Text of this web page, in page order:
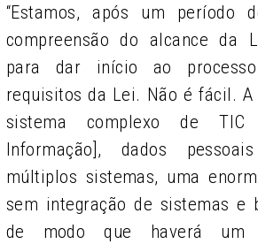
“Estamos, após um período
compreensão do alcance da
para dar início ao
requisitos da Lei. Não é fácil.
sistema complexo de TIC
Informação], dados
múltiplos sistemas, uma
sem integração de sistemas e
de modo que haverá um